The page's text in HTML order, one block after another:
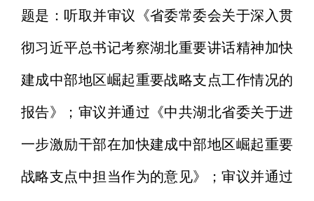
题是：听取并审议《省委常委会关于深入贯
彻习近平总书记考察湖北重要讲话精神加快
建成中部地区崛起重要战略支点工作情况的
报告》；审议并通过《中共湖北省委关于进
一步激励干部在加快建成中部地区崛起重要
战略支点中担当作为的意见》；审议并通过